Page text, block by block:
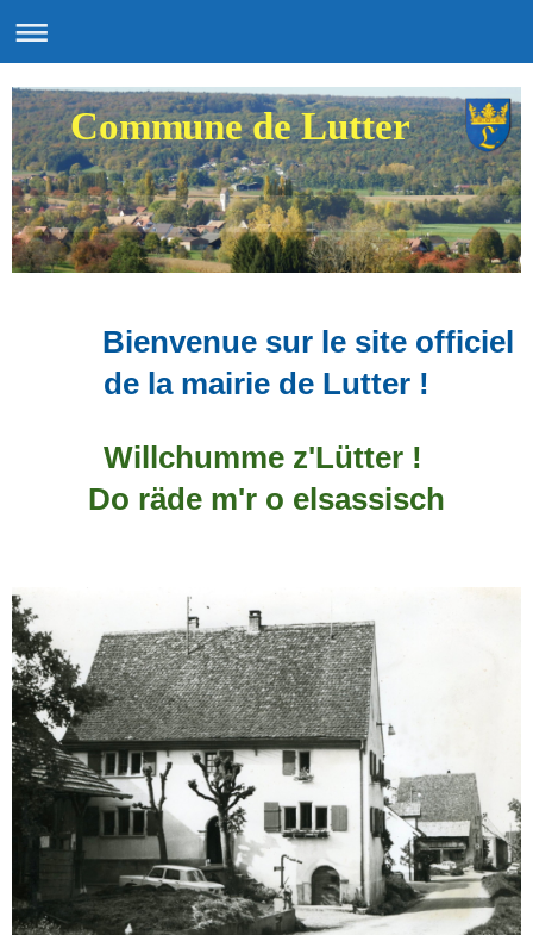
Commune de Lutter
Bienvenue sur le site officiel
de la mairie de Lutter !
Willchumme z'Lütter !
Do räde m'r o elsassisch